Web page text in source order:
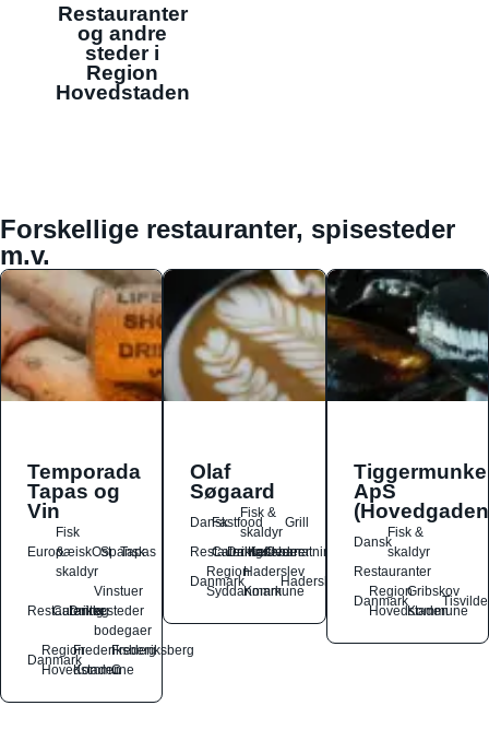
Restauranter
og andre
steder i
Region
Hovedstaden
Forskellige restauranter, spisesteder
m.v.
Temporada
Tapas og
Vin
Europæisk
Fisk
&
skaldyr
OstSpansk
Tapas
Restauranter
Catering
Drikkesteder
Vinstuer
og
bodegaer
Danmark
Region
Hovedstaden
Frederiksberg
Kommune
Frederiksberg
C
Olaf
Søgaard
DanskFastfood
Fisk &
skaldyr
Grill
Restauranter
Catering
Drikkesteder
Kaffebarer
Overnatningssteder
Danmark
Region
Syddanmark
Haderslev
Kommune
Haderslev
ApS
Dansk
Fisk &
skaldyr
Restauranter
Danmark
Region
Hovedstaden
Gribskov
Kommune